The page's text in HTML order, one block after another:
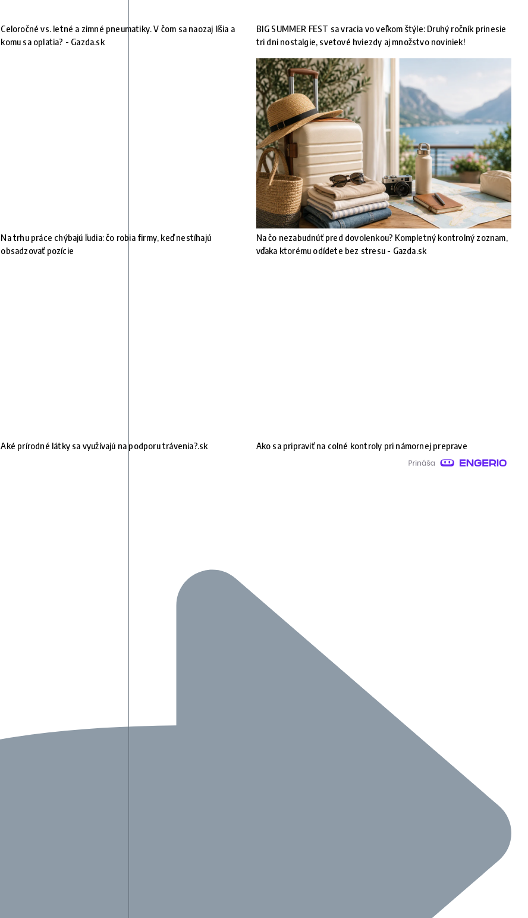
Celoročné vs. letné a zimné pneumatiky. V čom sa naozaj líšia a
komu sa oplatia? - Gazda.sk
BIG SUMMER FEST sa vracia vo veľkom štýle: Druhý ročník prinesie
tri dni nostalgie, svetové hviezdy aj množstvo noviniek!
Na trhu práce chýbajú ľudia: čo robia firmy, keď nestíhajú
obsadzovať pozície
Na čo nezabudnúť pred dovolenkou? Kompletný kontrolný zoznam,
vďaka ktorému odídete bez stresu - Gazda.sk
Aké prírodné látky sa využívajú na podporu trávenia?.sk Ako sa pripraviť na colné kontroly pri námornej preprave